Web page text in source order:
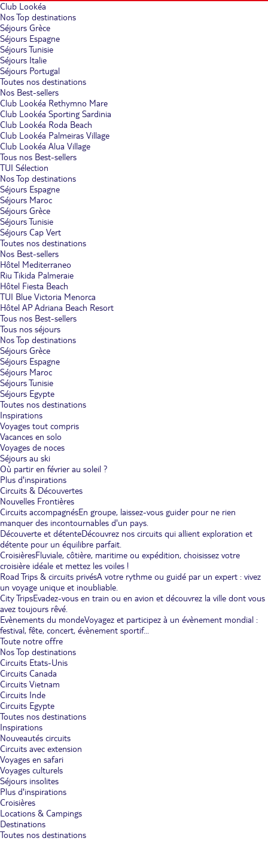
Club Lookéa
Nos Top destinations
Séjours Grèce
Séjours Espagne
Séjours Tunisie
Séjours Italie
Séjours Portugal
Toutes nos destinations
Nos Best-sellers
Club Lookéa Rethymno Mare
Club Lookéa Sporting Sardinia
Club Lookéa Roda Beach
Club Lookéa Palmeiras Village
Club Lookéa Alua Village
Tous nos Best-sellers
TUI Sélection
Nos Top destinations
Séjours Espagne
Séjours Maroc
Séjours Grèce
Séjours Tunisie
Séjours Cap Vert
Toutes nos destinations
Nos Best-sellers
Hôtel Mediterraneo
Riu Tikida Palmeraie
Hôtel Fiesta Beach
TUI Blue Victoria Menorca
Hôtel AP Adriana Beach Resort
Tous nos Best-sellers
Tous nos séjours
Nos Top destinations
Séjours Grèce
Séjours Espagne
Séjours Maroc
Séjours Tunisie
Séjours Egypte
Toutes nos destinations
Inspirations
Voyages tout compris
Vacances en solo
Voyages de noces
Séjours au ski
Où partir en février au soleil ?
Plus d'inspirations
Circuits & Découvertes
Nouvelles Frontières
Circuits accompagnésEn groupe, laissez-vous guider pour ne rien
manquer des incontournables d'un pays.
Découverte et détenteDécouvrez nos circuits qui allient exploration et
détente pour un équilibre parfait.
CroisièresFluviale, côtière, maritime ou expédition, choisissez votre
croisière idéale et mettez les voiles !
Road Trips & circuits privésA votre rythme ou guidé par un expert : vivez
un voyage unique et inoubliable.
City TripsEvadez-vous en train ou en avion et découvrez la ville dont vous
avez toujours rêvé.
Evènements du mondeVoyagez et participez à un évènement mondial :
festival, fête, concert, évènement sportif...
Toute notre offre
Nos Top destinations
Circuits Etats-Unis
Circuits Canada
Circuits Vietnam
Circuits Inde
Circuits Egypte
Toutes nos destinations
Inspirations
Nouveautés circuits
Circuits avec extension
Voyages en safari
Voyages culturels
Séjours insolites
Plus d'inspirations
Croisières
Locations & Campings
Destinations
Toutes nos destinations